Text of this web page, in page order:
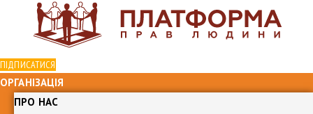
ПІДПИСАТИСЯ
ОРГАНІЗАЦІЯ
ПРО НАС